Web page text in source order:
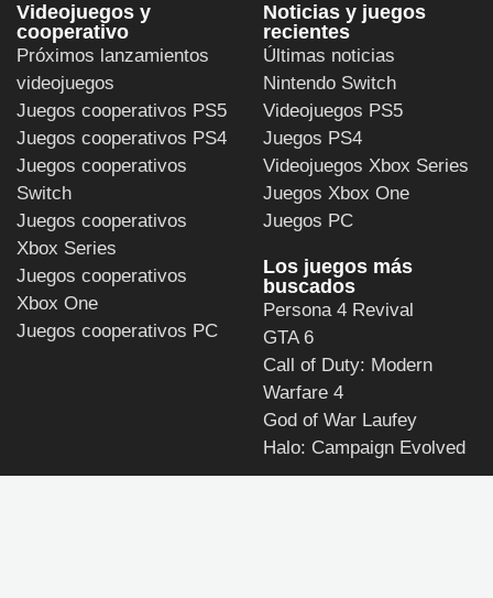
Videojuegos y
cooperativo
Próximos lanzamientos
videojuegos
Juegos cooperativos PS5
Juegos cooperativos PS4
Juegos cooperativos
Switch
Juegos cooperativos
Xbox Series
Juegos cooperativos
Xbox One
Juegos cooperativos PC
Noticias y juegos
recientes
Últimas noticias
Nintendo Switch
Videojuegos PS5
Juegos PS4
Videojuegos Xbox Series
Juegos Xbox One
Juegos PC
Los juegos más
buscados
Persona 4 Revival
GTA 6
Call of Duty: Modern
Warfare 4
God of War Laufey
Halo: Campaign Evolved